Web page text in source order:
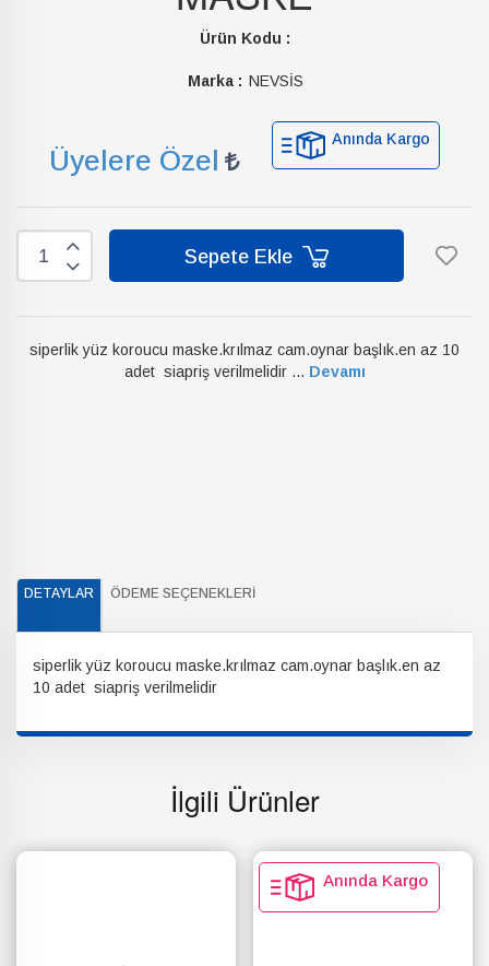
Ürün Kodu :
Marka : NEVSİS
Üyelere Özel
Anında Kargo
Sepete Ekle
siperlik yüz koroucu maske.krılmaz cam.oynar başlık.en az 10
adet siapriş verilmelidir ... Devamı
DETAYLAR ÖDEME SEÇENEKLERI
siperlik yüz koroucu maske.krılmaz cam.oynar başlık.en az
10 adet siapriş verilmelidir
İlgili Ürünler
Anında Kargo